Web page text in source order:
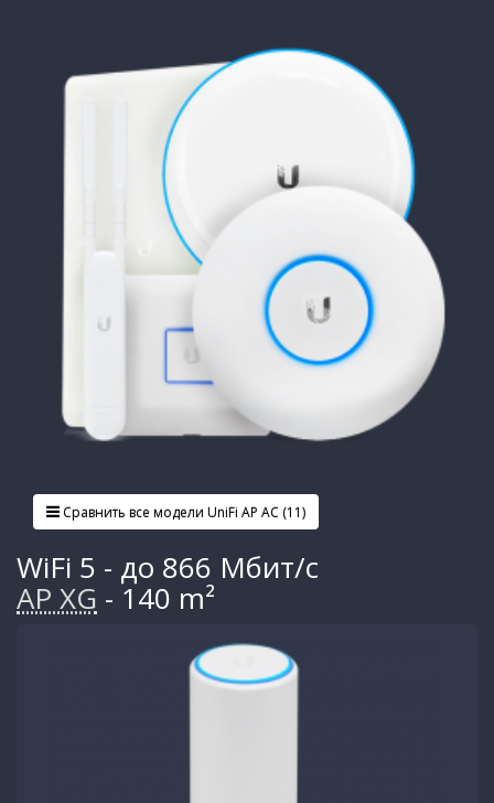
Сравнить все модели UniFi AP AC (11)
WiFi 5 - до 866 Мбит/с
AP XG - 140 m²